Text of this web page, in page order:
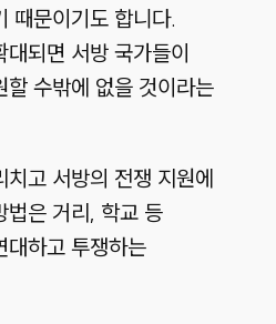
때문이기도 합니다.
되면 서방 국가들이
할 수밖에 없을 것이라는
고 서방의 전쟁 지원에
법은 거리, 학교 등
대하고 투쟁하는